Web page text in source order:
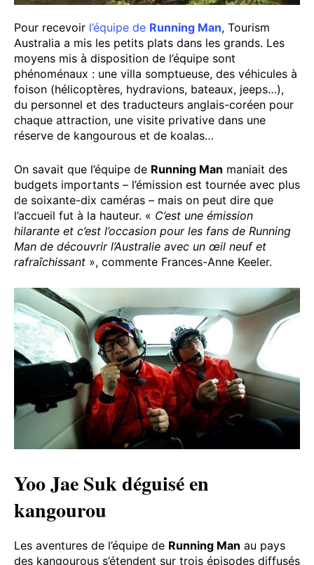
Pour recevoir l’équipe de Running Man, Tourism
Australia a mis les petits plats dans les grands. Les
moyens mis à disposition de l’équipe sont
phénoménaux : une villa somptueuse, des véhicules à
foison (hélicoptères, hydravions, bateaux, jeeps…),
du personnel et des traducteurs anglais-coréen pour
chaque attraction, une visite privative dans une
réserve de kangourous et de koalas…
On savait que l’équipe de Running Man maniait des
budgets importants – l’émission est tournée avec plus
de soixante-dix caméras – mais on peut dire que
l’accueil fut à la hauteur. « C’est une émission
hilarante et c’est l’occasion pour les fans de Running
Man de découvrir l’Australie avec un œil neuf et
rafraîchissant », commente Frances-Anne Keeler.
Yoo Jae Suk déguisé en
kangourou
Les aventures de l’équipe de Running Man au pays
des kangourous s’étendent sur trois épisodes diffusés